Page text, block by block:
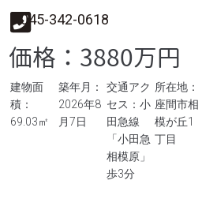
045-342-0618
価格：3880万円
建物面
積：
69.03㎡
築年月：
2026年8
月7日
交通アク
セス：小
田急線
「小田急
相模原」
歩3分
所在地：
座間市相
模が丘1
丁目